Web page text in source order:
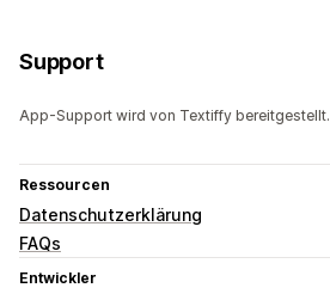
Support
App-Support wird von Textiffy bereitgestellt.
Ressourcen
Datenschutzerklärung
FAQs
Entwickler